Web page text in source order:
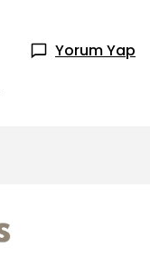
Yorum Yap